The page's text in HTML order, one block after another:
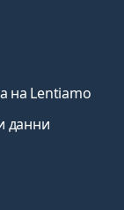
на Lentiamo
данни